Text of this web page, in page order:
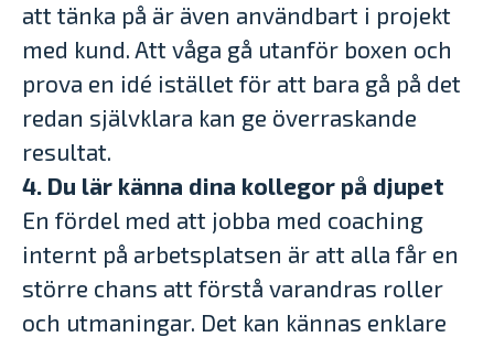
att tänka på är även användbart i projekt
med kund. Att våga gå utanför boxen och
prova en idé istället för att bara gå på det
redan självklara kan ge överraskande
resultat.
4. Du lär känna dina kollegor på djupet
En fördel med att jobba med coaching
internt på arbetsplatsen är att alla får en
större chans att förstå varandras roller
och utmaningar. Det kan kännas enklare